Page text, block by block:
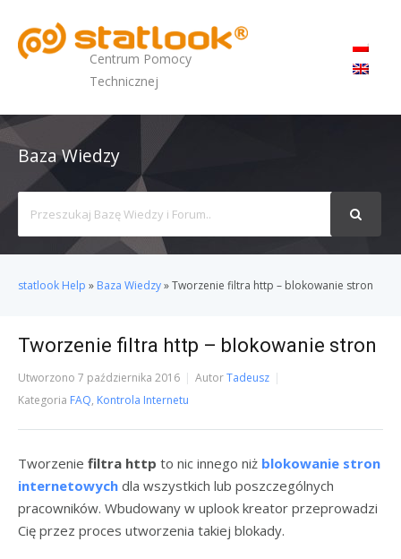
Centrum Pomocy
Technicznej
Baza Wiedzy
For
statlook Help » Baza Wiedzy»Tworzenie filtra http – blokowanie stron
Tworzenie filtra http – blokowanie stron
Utworzono 7 października 2016 AutorTadeusz
Kategoria FAQ, Kontrola Internetu
Tworzenie filtra http to nic innego niż blokowanie stron
internetowych dla wszystkich lub poszczególnych
pracowników. Wbudowany w uplook kreator przeprowadzi
Cię przez proces utworzenia takiej blokady.